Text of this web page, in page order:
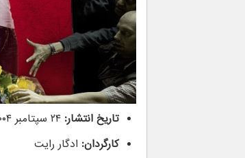
تاریخ انتشار:
کارگردان: ادگار رایت